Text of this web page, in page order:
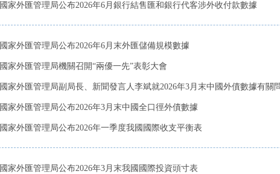
國家外匯管理局公布2026年6月銀行結售匯和銀行代客涉外收付款數據
國家外匯管理局公布2026年6月末外匯儲備規模數據
國家外匯管理局機關召開“兩優一先”表彰大會
國家外匯管理局副局長、新聞發言人李斌就2026年3月末中國外債數據有關
國家外匯管理局公布2026年3月末中國全口徑外債數據
國家外匯管理局公布2026年一季度我國國際收支平衡表
國家外匯管理局公布2026年3月末我國國際投資頭寸表